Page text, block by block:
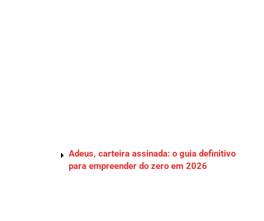
Adeus, carteira assinada: o guia definitivo
para empreender do zero em 2026